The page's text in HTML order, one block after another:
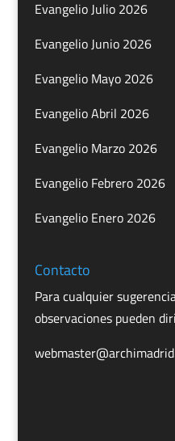
Evangelio Julio 2026
Evangelio Junio 2026
Evangelio Mayo 2026
Evangelio Abril 2026
Evangelio Marzo 2026
Evangelio Febrero 2026
Evangelio Enero 2026
Contacto
Para cualquier
observaciones pueden